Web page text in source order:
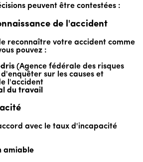
peuvent être contestées :
de l'accident
reconnaître votre accident comme
pouvez :
(Agence fédérale des risques
sur les causes et
l'accident
du travail
avec le taux d'incapacité
amiable